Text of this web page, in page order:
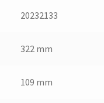
20232133
322 mm
109 mm